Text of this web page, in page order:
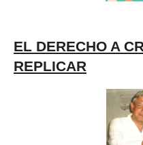
EL DERECHO A
REPLICAR